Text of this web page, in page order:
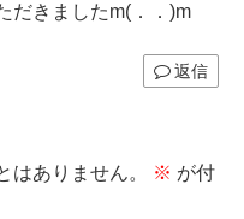
だきましたm(．．)m
返信
はありません。 ※ が付